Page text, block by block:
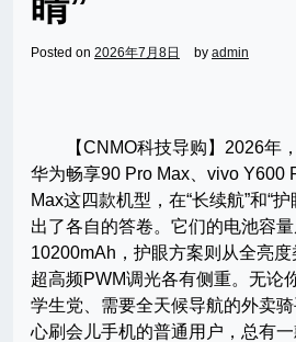
Posted on 2026年7月8日 by admin
【CNMO科技导购】2026年，
华为畅享90 Pro Max、vivo Y600
Max这四款机型，在“长续航”和“
出了各自的答卷。它们的电池容
10200mAh，护眼方案则从全亮
超高频PWM调光各有侧重。无论
学生党、需要全天候导航的外卖
心刷会儿手机的普通用户，总有